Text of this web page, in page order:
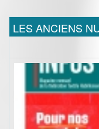
LES ANCIENS